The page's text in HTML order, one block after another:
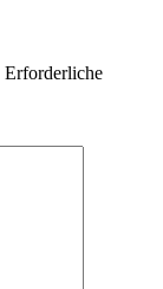
Erforderliche